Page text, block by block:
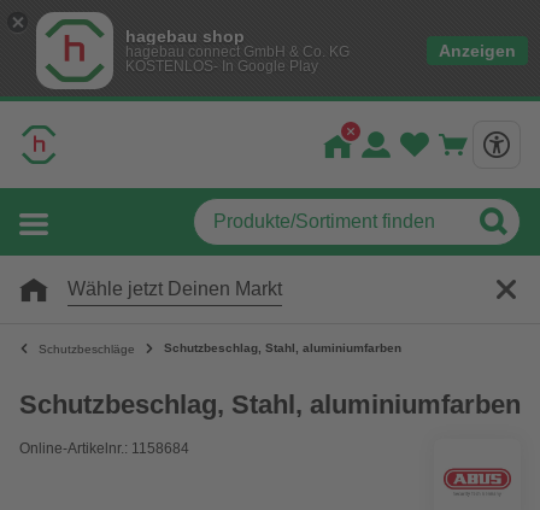
hagebau shop
hagebau connect GmbH & Co. KG
KOSTENLOS- In Google Play
Anzeigen
Wähle jetzt Deinen Markt
Schutzbeschläge Schutzbeschlag, Stahl, aluminiumfarben
Schutzbeschlag, Stahl, aluminiumfarben
Online-Artikelnr.: 1158684